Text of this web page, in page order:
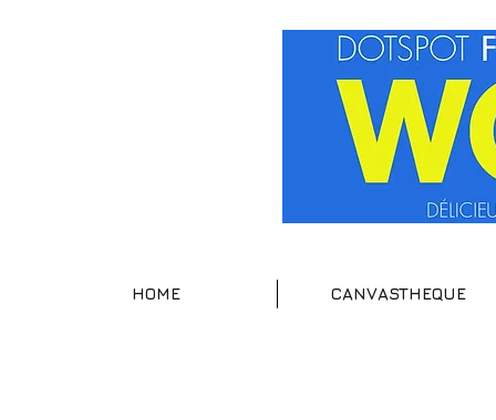
HOME CANVASTHEQUE